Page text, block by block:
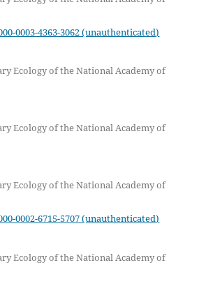
0003-4363-3062 (unauthenticated)
Ecology of the National Academy of
Ecology of the National Academy of
Ecology of the National Academy of
0002-6715-5707 (unauthenticated)
Ecology of the National Academy of